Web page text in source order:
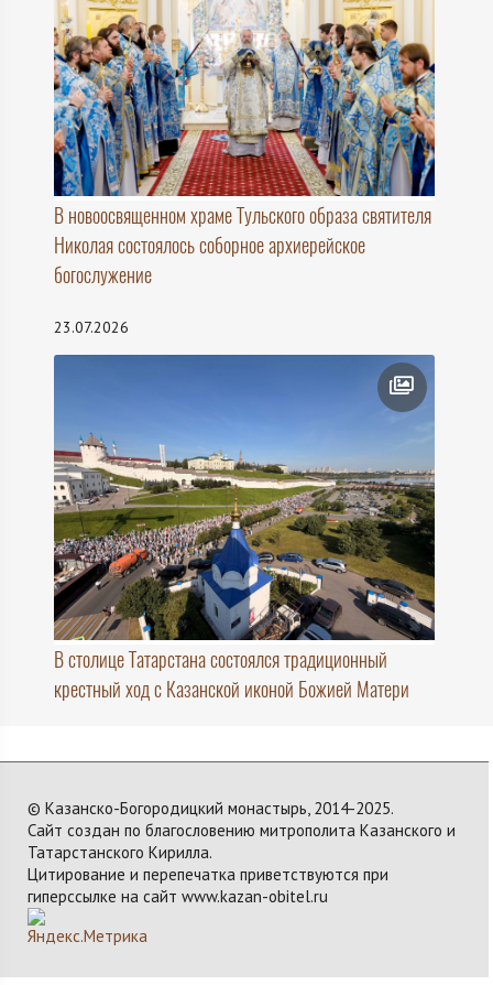
В новоосвященном храме Тульского образа святителя
Николая состоялось соборное архиерейское
богослужение
23.07.2026
В столице Татарстана состоялся традиционный
крестный ход с Казанской иконой Божией Матери
© Казанско-Богородицкий монастырь, 2014-2025.
Сайт создан по благословению митрополита Казанского и
Татарстанского Кирилла.
Цитирование и перепечатка приветствуются при
гиперссылке на сайт www.kazan-obitel.ru